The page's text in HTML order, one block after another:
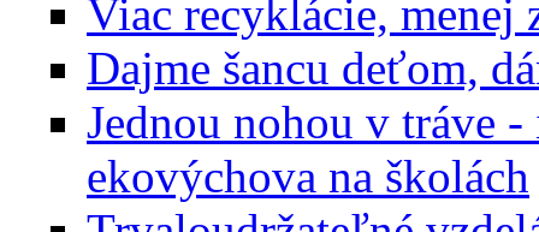
Viac recyklácie, menej
Dajme šancu deťom,
Jednou nohou v tráve
ekovýchova na školách